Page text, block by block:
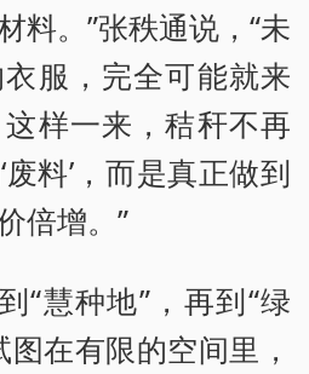
料。”张秩通说，“未
服，完全可能就来
样一来，秸秆不再
料’，而是真正做到
倍增。”
“慧种地”，再到“绿
在有限的空间里，